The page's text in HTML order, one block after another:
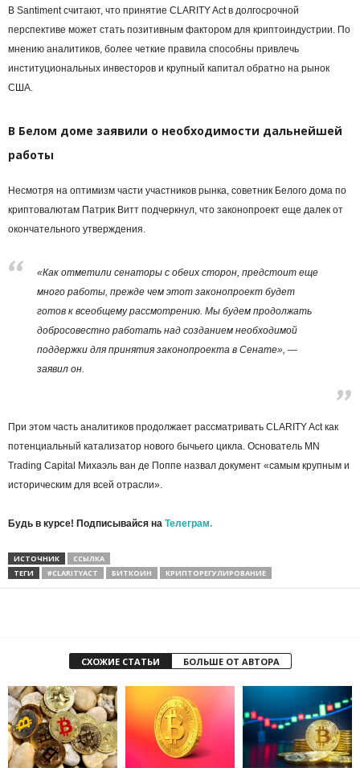
В Santiment считают, что принятие CLARITY Act в долгосрочной
перспективе может стать позитивным фактором для криптоиндустрии. По
мнению аналитиков, более четкие правила способны привлечь
институциональных инвесторов и крупный капитал обратно на рынок
США.
В Белом доме заявили о необходимости дальнейшей
работы
Несмотря на оптимизм части участников рынка, советник Белого дома по
криптовалютам Патрик Витт подчеркнул, что законопроект еще далек от
окончательного утверждения.
«Как отметили сенаторы с обеих сторон, предстоит еще
много работы, прежде чем этот законопроект будет
готов к всеобщему рассмотрению. Мы будем продолжать
добросовестно работать над созданием необходимой
поддержки для принятия законопроекта в Сенате», —
заявил он.
При этом часть аналитиков продолжает рассматривать CLARITY Act как
потенциальный катализатор нового бычьего цикла. Основатель MN
Trading Capital Михаэль ван де Поппе назвал документ «самым крупным и
историческим для всей отрасли».
Будь в курсе! Подписывайся на Телеграм.
ИСТОЧНИК
ССЫЛКА
ТЕГИ
#CLARITYACT БИТКОИН КРИПТОРЕГУЛИРОВАНИЕ
СХОЖИЕ СТАТЬИ БОЛЬШЕ ОТ АВТОРА